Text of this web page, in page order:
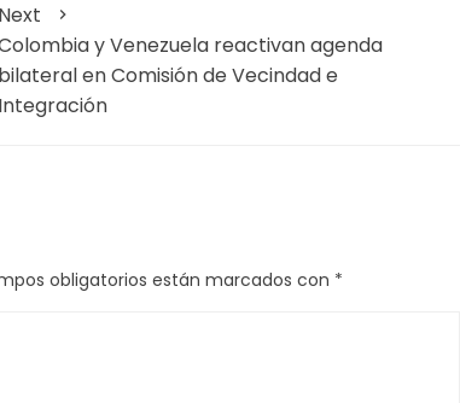
Next
y Venezuela reactivan agenda
bilateral en Comisión de Vecindad e
Integración
obligatorios están marcados con *